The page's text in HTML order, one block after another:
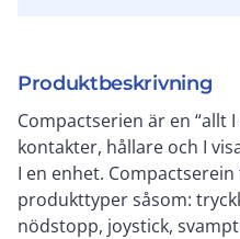
Produktbeskrivning
Compactserien är en “allt
kontakter, hållare och I
I en enhet.
produkttyper såsom:
nödstopp, joystick,